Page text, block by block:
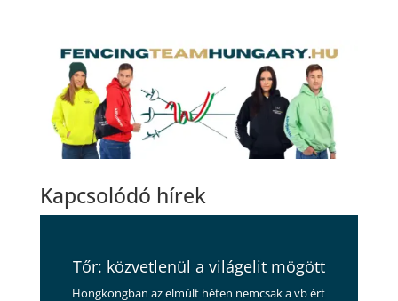
Kapcsolódó hírek
Tőr: közvetlenül a világelit mögött
Hongkongban az elmúlt héten nemcsak a vb ért